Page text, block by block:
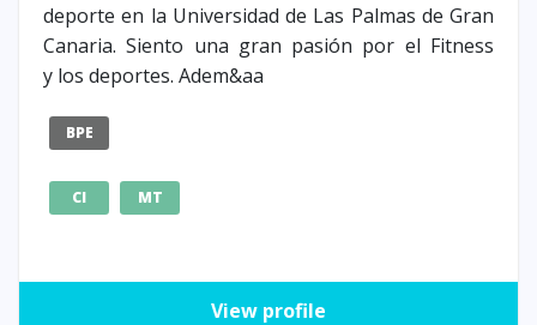
deporte en la Universidad de Las Palmas de Gran
Canaria. Siento una gran pasión por el Fitness
y los deportes. Adem&aa
BPE
CI MT
View profile